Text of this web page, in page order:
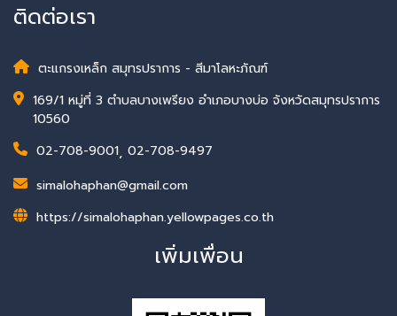
ติดต่อเรา
ตะแกรงเหล็ก สมุทรปราการ - สีมาโลหะภัณฑ์
169/1 หมู่ที่ 3 ตำบลบางเพรียง อำเภอบางบ่อ จังหวัดสมุทรปราการ
10560
02-708-9001, 02-708-9497
simalohaphan@gmail.com
https://simalohaphan.yellowpages.co.th
เพิ่มเพื่อน